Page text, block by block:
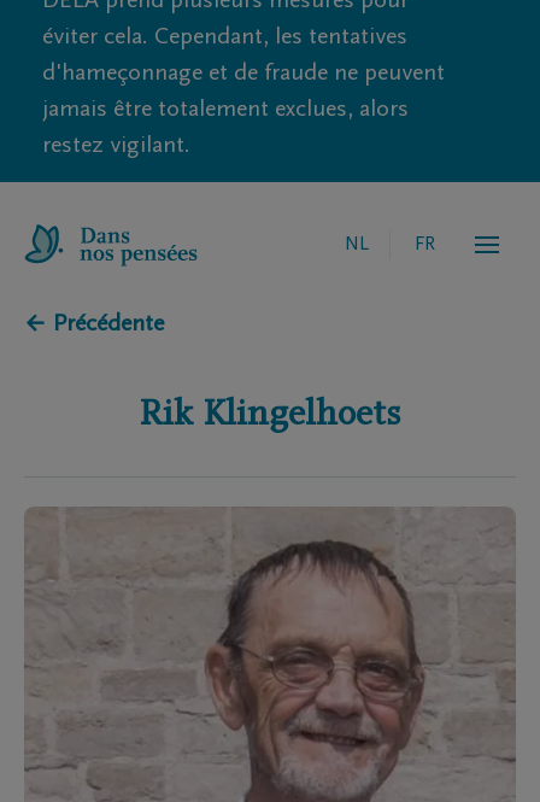
éviter cela. Cependant, les tentatives
d'hameçonnage et de fraude ne peuvent
jamais être totalement exclues, alors
restez vigilant.
NL FR
← Précédente
Rik Klingelhoets